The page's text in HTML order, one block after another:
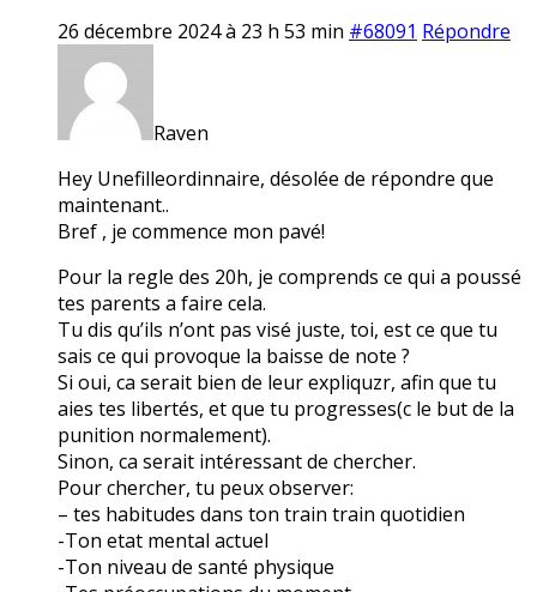
26 décembre 2024 à 23 h 53 min #68091 Répondre
Raven
Hey Unefilleordinnaire, désolée de répondre que
maintenant..
Bref , je commence mon pavé!
Pour la regle des 20h, je comprends ce qui a poussé
tes parents a faire cela.
Tu dis qu’ils n’ont pas visé juste, toi, est ce que tu
sais ce qui provoque la baisse de note ?
Si oui, ca serait bien de leur expliquzr, afin que tu
aies tes libertés, et que tu progresses(c le but de la
punition normalement).
Sinon, ca serait intéressant de chercher.
Pour chercher, tu peux observer:
– tes habitudes dans ton train train quotidien
-Ton etat mental actuel
-Ton niveau de santé physique